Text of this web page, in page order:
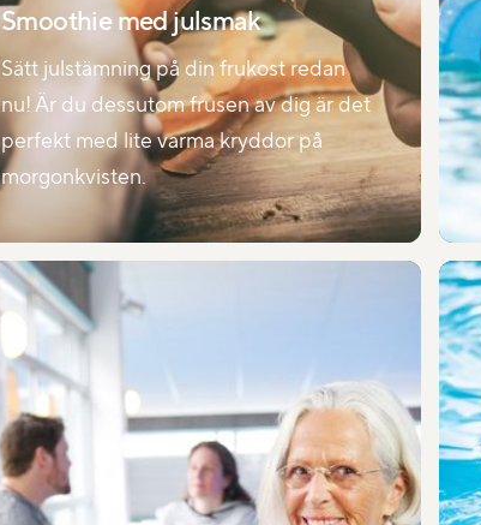
Smoothie med julsmak
Sätt julstämning på din frukost redan
nu! Är du dessutom frusen av dig är det
perfekt med lite varma kryddor på
morgonkvisten.